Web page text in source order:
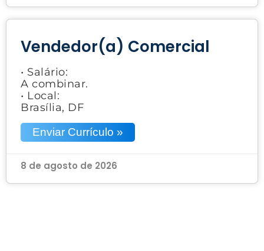
Vendedor(a) Comercial
• Salário:
A combinar.
• Local:
Brasília, DF
Enviar Currículo »
8 de agosto de 2026